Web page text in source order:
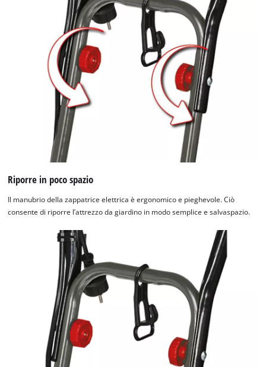
Riporre in poco spazio
Il manubrio della zappatrice elettrica è ergonomico e pieghevole. Ciò
consente di riporre l’attrezzo da giardino in modo semplice e salvaspazio.